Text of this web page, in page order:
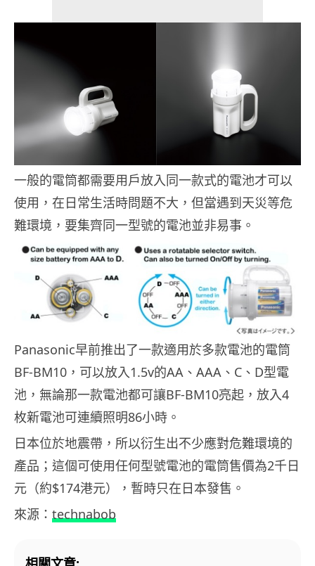
一般的電筒都需要用戶放入同一款式的電池才可以
使用，在日常生活時問題不大，但當遇到天災等危
難環境，要集齊同一型號的電池並非易事。
Panasonic早前推出了一款適用於多款電池的電筒
BF-BM10，可以放入1.5v的AA、AAA、C、D型電
池，無論那一款電池都可讓BF-BM10亮起，放入4
枚新電池可連續照明86小時。
日本位於地震帶，所以衍生出不少應對危難環境的
產品；這個可使用任何型號電池的電筒售價為2千日
元（約$174港元），暫時只在日本發售。
來源： technabob